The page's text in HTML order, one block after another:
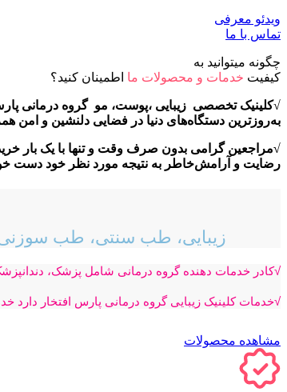
ویدئو معرفی
تماس با ما
چگونه میتوانید به
کیفیت خدمات و محصولات ما اطمینان کنید؟
√کلینیک تخصصی زیبایی ،پوست، مو گروه درمانی
به‌روزترین دستگاه‌های دنیا در فضایی دلنشین و امن
√مراجعین گرامی بدون صرف وقت و تنها با یک بار
رضایت و آرامش‌خاطر به نتیجه مورد نظر خود دست
زیبایی، طب سنتی، طب
√کادر خدمات دهنده گروه درمانی شامل پزشک،
√خدمات کلینیک زیبایی گروه درمانی پارس افتخار
مشاهده محصولات